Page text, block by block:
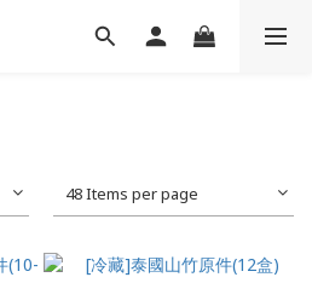
48 Items per page